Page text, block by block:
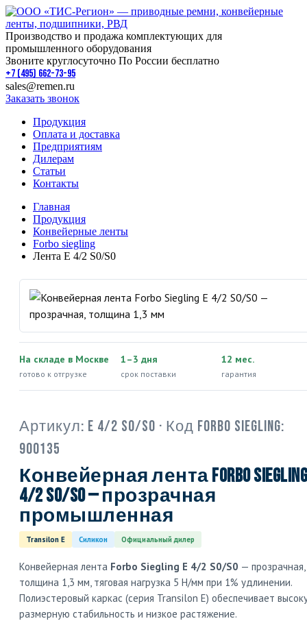
Производство и продажа комплектующих для
промышленного оборудования
Звоните круглосуточно По России бесплатно
+7 (495) 662-73-95
sales@remen.ru
Заказать звонок
Продукция
Оплата и доставка
Предприятиям
Дилерам
Статьи
Контакты
Главная
Продукция
Конвейерные ленты
Forbo siegling
Лента E 4/2 S0/S0
На складе в Москве
готово к отгрузке
1–3 дня
срок поставки
12 мес.
гарантия
Артикул: E 4/2 S0/S0 · Код Forbo Siegling:
900135
Конвейерная лента Forbo Siegling
4/2 S0/S0 — прозрачная
промышленная
Transilon E Силикон Официальный дилер
Конвейерная лента Forbo Siegling E 4/2 S0/S0 — прозрачная,
толщина 1,3 мм, тяговая нагрузка 5 Н/мм при 1% удлинении.
Полиэстеровый каркас (серия Transilon E) обеспечивает
размерную стабильность и низкое растяжение.